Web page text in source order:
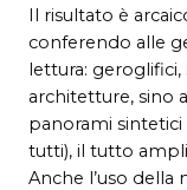
Il risultato è
conferendo alle
lettura:
architetture, sino
panorami
tutti), il tutto
Anche l’uso